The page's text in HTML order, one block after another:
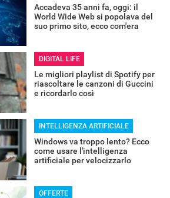
Accadeva 35 anni fa, oggi: il
World Wide Web si popolava del
suo primo sito, ecco com'era
DIGITAL LIFE
Le migliori playlist di Spotify per
riascoltare le canzoni di Guccini
e ricordarlo così
INTELLIGENZA ARTIFICIALE
Windows va troppo lento? Ecco
come usare l'intelligenza
artificiale per velocizzarlo
OFFERTE